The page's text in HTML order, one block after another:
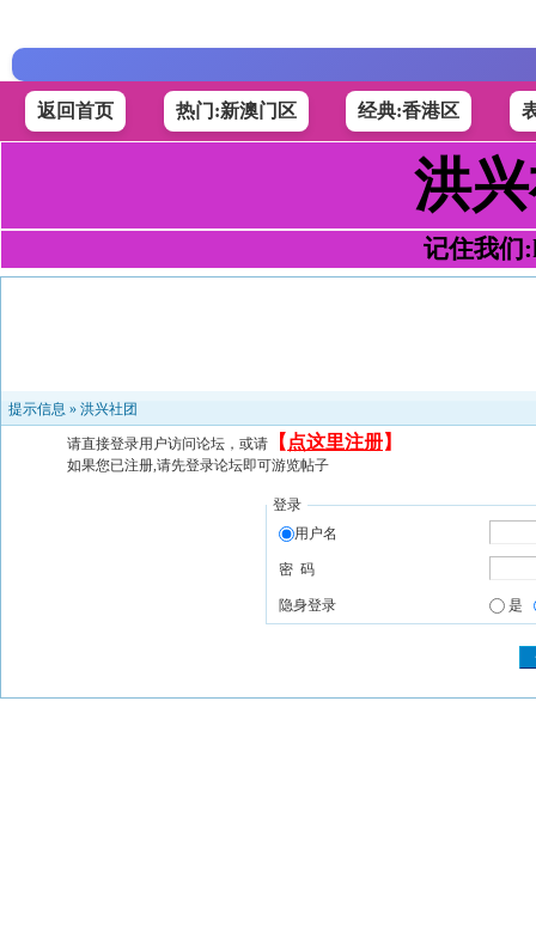
返回首页 热门:新澳门区 经典:香港区
洪
记住我们
提示信息 » 洪兴社团
请直接登录用户访问论坛，或请 【 点这里注册】
如果您已注册,请先登录论坛即可游览帖子
登录
用户名
密 码
隐身登录 是